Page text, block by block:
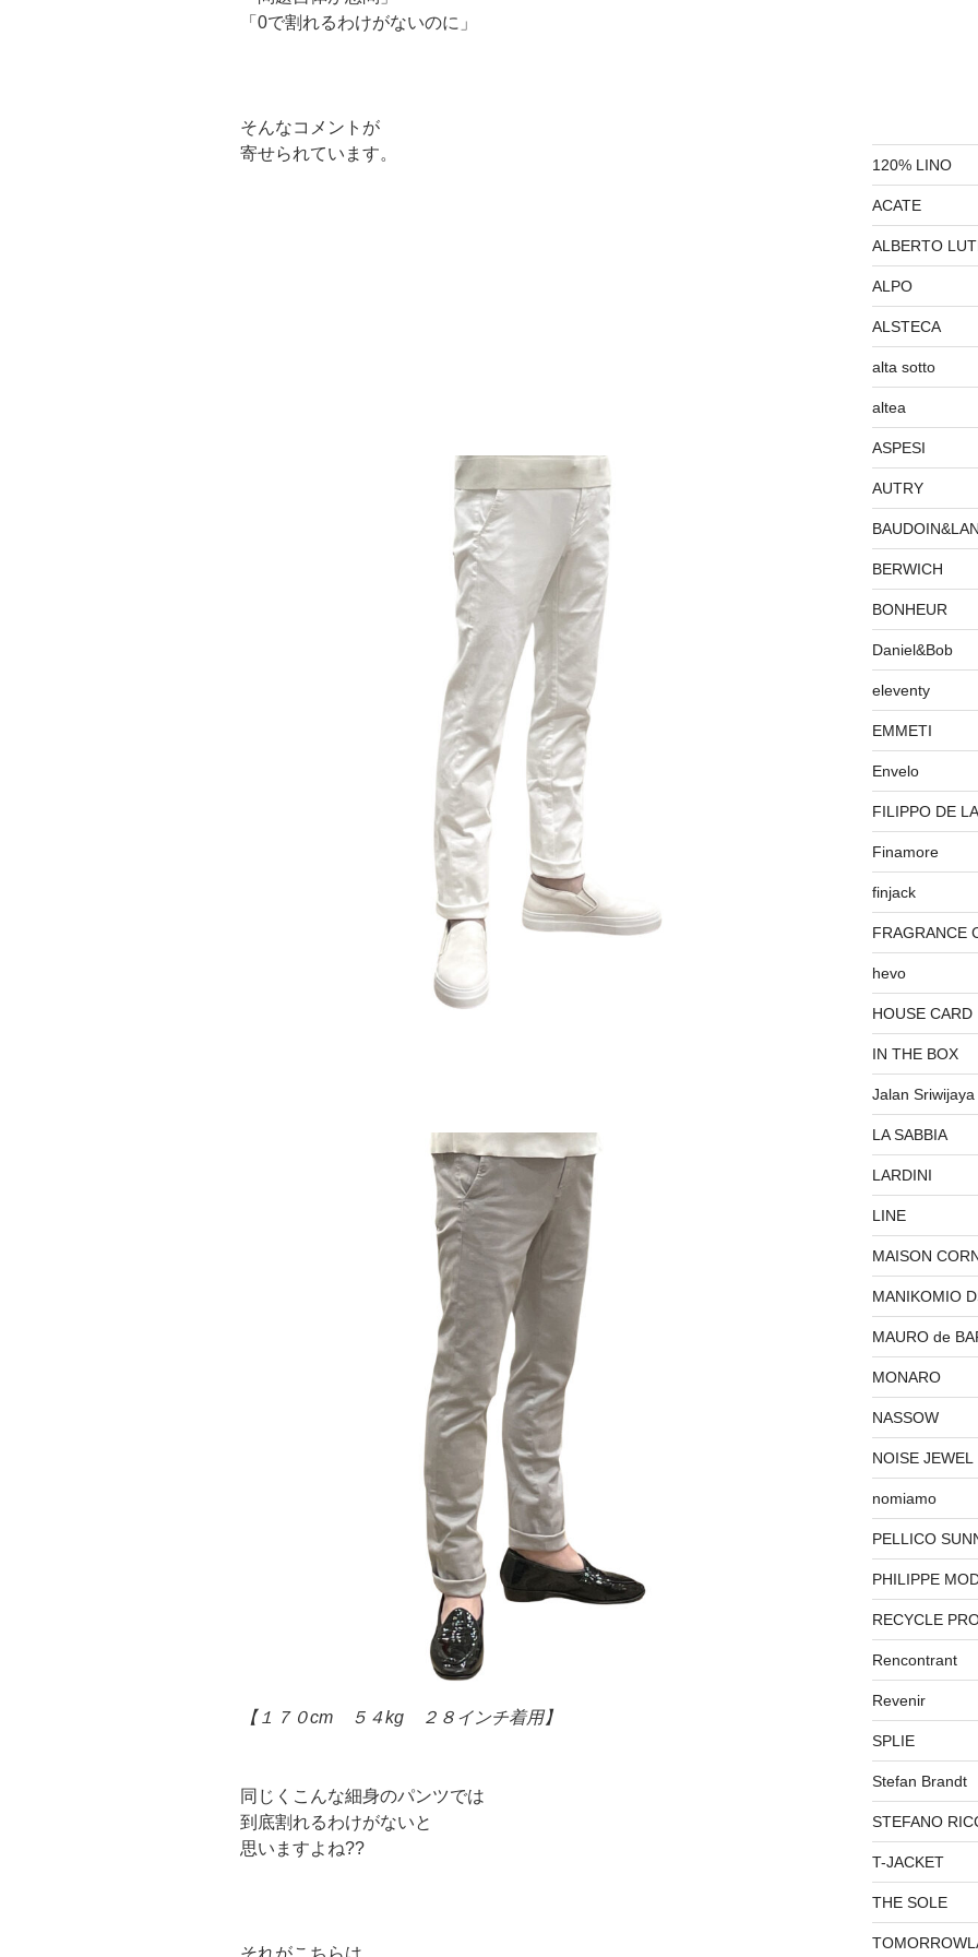
「0で割れるわけがないのに」
そんなコメントが
寄せられています。
【１７０cm ５４kg ２８インチ着用】
同じくこんな細身のパンツでは
到底割れるわけがないと
思いますよね??
120% LINO
ACATE
ALBERTO
ALPO
ALSTECA
alta sotto
altea
ASPESI
AUTRY
BERWICH
BONHEUR
Daniel&Bob
eleventy
EMMETI
Envelo
FILIPPO DE
Finamore
finjack
FRAGRANCE
hevo
HOUSE CARD
IN THE BOX
Jalan Sriwijaya
LA SABBIA
LARDINI
LINE
MAISON
MANIKOMIO
MAURO de
MONARO
NASSOW
NOISE JEWEL
nomiamo
PELLICO
PHILIPPE
RECYCLE
Rencontrant
Revenir
SPLIE
Stefan Brandt
STEFANO
T-JACKET
THE SOLE